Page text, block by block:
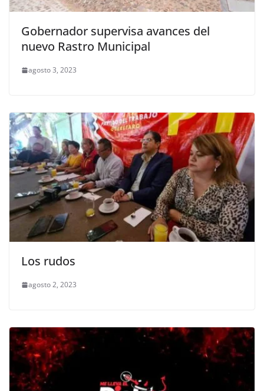
Gobernador supervisa avances del
nuevo Rastro Municipal
agosto 3, 2023
Los rudos
agosto 2, 2023